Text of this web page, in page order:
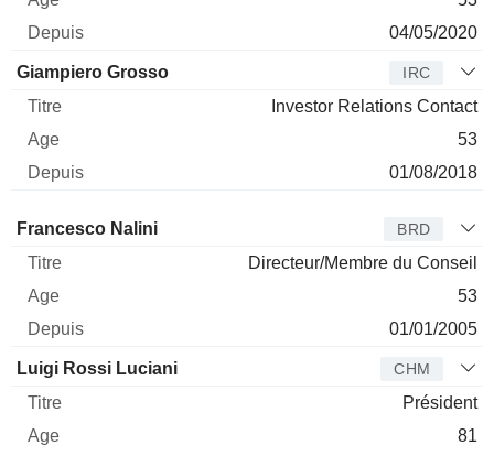
04/05/2020
Giampiero Grosso IRC
Investor Relations Contact
53
01/08/2018
Administrateur Titre
Francesco Nalini BRD
Directeur/Membre du Conseil
53
01/01/2005
Luigi Rossi Luciani CHM
Président
81